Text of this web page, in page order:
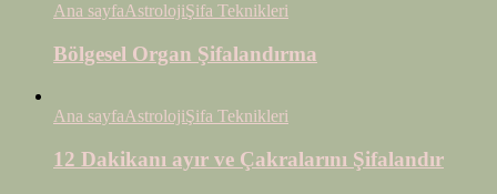
Ana sayfaAstrolojiŞifa Teknikleri
Bölgesel Organ Şifalandırma
Ana sayfaAstrolojiŞifa Teknikleri
12 Dakikanı ayır ve Çakralarını Şifalandır